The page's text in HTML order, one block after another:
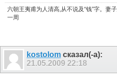
六朝王夷甫为人清高,从不说及“钱”字。妻
一周
kostolom сказал(-а):
21.05.2009 22:18